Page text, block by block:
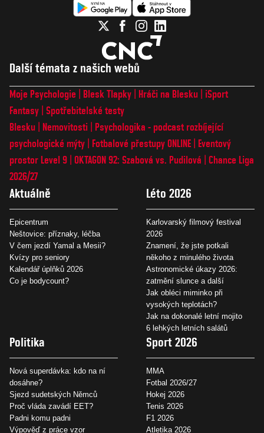
Další témata z našich webů
Moje Psychologie Blesk Tlapky Hráči na Blesku
iSport
Fantasy Spotřebitelské testy
Blesku
Nemovitosti
Psychologika - podcast rozbíjející
psychologické mýty
Fotbalové přestupy ONLINE
Eventový
prostor Level 9 OKTAGON 92: Szabová vs. Pudilová
Chance Liga
2026/27
Aktuálně
Epicentrum
Neštovice: příznaky, léčba
V čem jezdí Yamal a Mesii?
Kvízy pro seniory
Kalendář úplňků 2026
Co je bodycount?
Léto 2026
Karlovarský filmový festival
2026
Znamení, že jste potkali
někoho z minulého života
Astronomické úkazy 2026:
zatmění slunce a další
Jak obléci miminko při
vysokých teplotách?
Jak na dokonalé letní mojito
6 lehkých letních salátů
Politika
Nová superdávka: kdo na ní
dosáhne?
Sjezd sudetských Němců
Proč vláda zavádí EET?
Padni komu padni
Výpověď z práce vzor
Sport 2026
MMA
Fotbal 2026/27
Hokej 2026
Tenis 2026
F1 2026
Atletika 2026